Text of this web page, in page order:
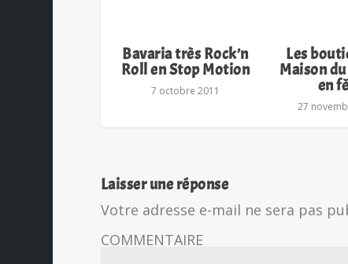
Bavaria très Rock’n
Roll en Stop Motion
7 octobre 2011
Les
Maison
en
27
Laisser une réponse
Votre adresse e-mail ne sera pas
COMMENTAIRE